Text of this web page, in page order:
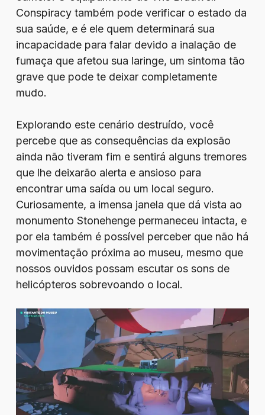
Conspiracy também pode verificar o estado da
sua saúde, e é ele quem determinará sua
incapacidade para falar devido a inalação de
fumaça que afetou sua laringe, um sintoma tão
grave que pode te deixar completamente
mudo.
Explorando este cenário destruído, você
percebe que as consequências da explosão
ainda não tiveram fim e sentirá alguns tremores
que lhe deixarão alerta e ansioso para
encontrar uma saída ou um local seguro.
Curiosamente, a imensa janela que dá vista ao
monumento Stonehenge permaneceu intacta, e
por ela também é possível perceber que não há
movimentação próxima ao museu, mesmo que
nossos ouvidos possam escutar os sons de
helicópteros sobrevoando o local.